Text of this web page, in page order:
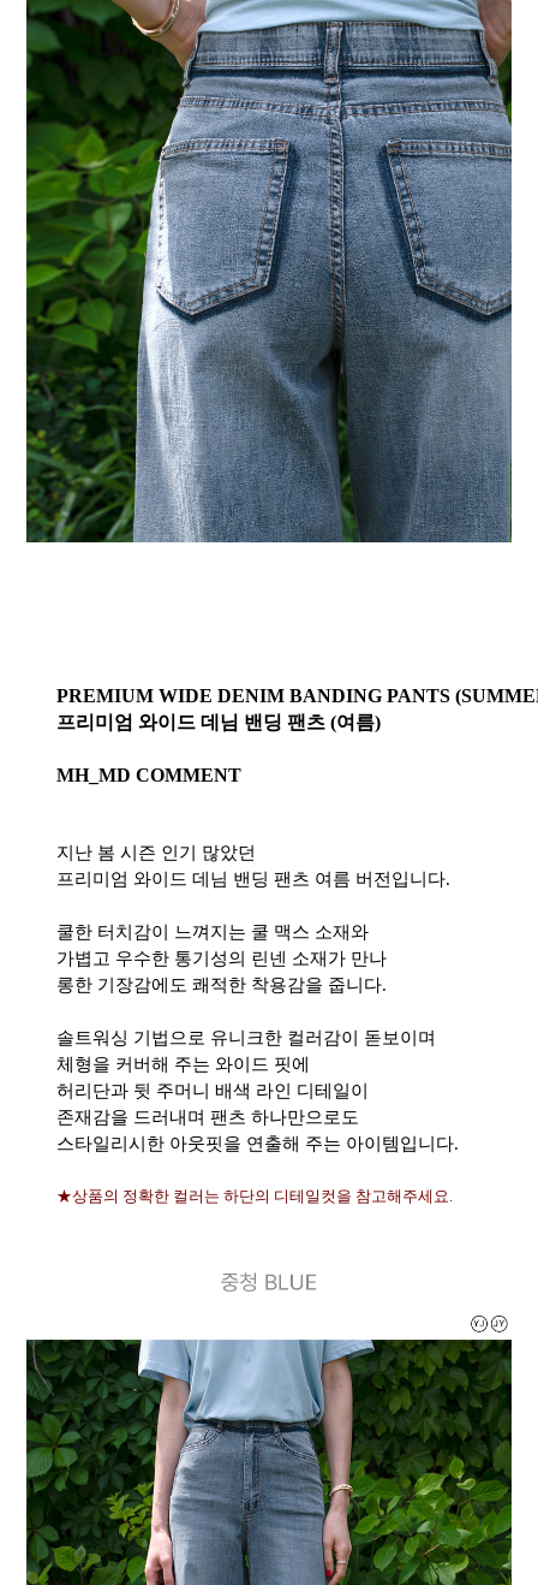
PREMIUM WIDE DENIM BANDING PANTS
프리미엄 와이드 데님 밴딩 팬츠 (여름)
MH_MD COMMENT
지난 봄 시즌 인기 많았던
프리미엄 와이드 데님 밴딩 팬츠 여름 버전입니다.
쿨한 터치감이 느껴지는 쿨 맥스 소재와
가볍고 우수한 통기성의 린넨 소재가 만나
롱한 기장감에도 쾌적한 착용감을 줍니다.
솔트워싱 기법으로 유니크한 컬러감이 돋보이며
체형을 커버해 주는 와이드 핏에
허리단과 뒷 주머니 배색 라인 디테일이
존재감을 드러내며 팬츠 하나만으로도
스타일리시한 아웃핏을 연출해 주는 아이템입니다.
★상품의 정확한 컬러는 하단의 디테일컷을 참고해주세요.